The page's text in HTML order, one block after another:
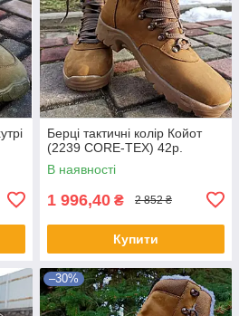
Берці тактичні колір Койот
(2239 CORE-TEX) 42р.
В наявності
1 996,40 ₴ 2 852 ₴
Купити
–30%